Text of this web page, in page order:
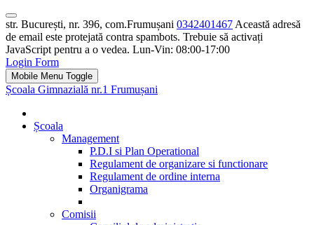
str. București, nr. 396, com.Frumușani 0342401467 Această adresă
de email este protejată contra spambots. Trebuie să activați
JavaScript pentru a o vedea. Lun-Vin: 08:00-17:00
Login Form
Mobile Menu Toggle
Școala Gimnazială nr.1 Frumușani
Școala
Management
P.D.I si Plan Operational
Regulament de organizare si functionare
Regulament de ordine interna
Organigrama
Comisii